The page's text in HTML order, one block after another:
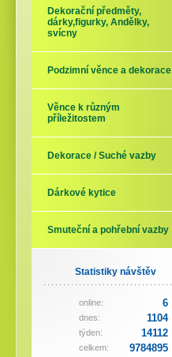
Dekorační předměty,
dárky,figurky, Andělky,
svícny
Podzimní věnce a dekorace
Věnce k různým
příležitostem
Dekorace / Suché vazby
Dárkové kytice
Smuteční a pohřební vazby
Statistiky návštěv
online: 6
dnes: 1104
týden: 14112
celkem: 9784895